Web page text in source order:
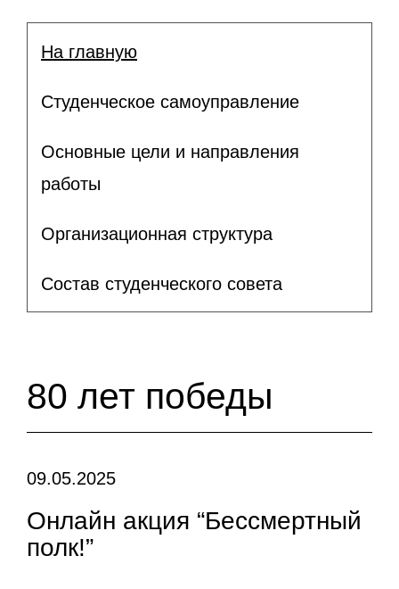
На главную
Студенческое самоуправление
Основные цели и направления
работы
Организационная структура
Состав студенческого совета
80 лет победы
09.05.2025
Онлайн акция “Бессмертный
полк!”